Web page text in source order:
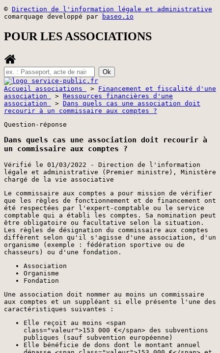
© Direction de l'information légale et administrative
comarquage developpé par
baseo.io
POUR LES ASSOCIATIONS
Accueil associations > Financement et fiscalité d'une
association
> Ressources financières d'une
association
> Dans quels cas une association doit
recourir à un commissaire aux comptes ?
Question-réponse
Dans quels cas une association doit recourir à
un commissaire aux comptes ?
Vérifié le 01/03/2022 - Direction de l'information
légale et administrative (Premier ministre), Ministère
chargé de la vie associative
Le commissaire aux comptes a pour mission de vérifier
que les règles de fonctionnement et de financement ont
été respectées par l'expert-comptable ou le service
comptable qui a établi les comptes. Sa nomination peut
être obligatoire ou facultative selon la situation.
Les règles de désignation du commissaire aux comptes
diffèrent selon qu'il s'agisse d'une association, d'un
organisme (exemple : fédération sportive ou de
chasseurs) ou d'une fondation.
Association
Organisme
Fondation
Une association doit nommer au moins un commissaire
aux comptes et un suppléant si elle présente l'une des
caractéristiques suivantes :
Elle reçoit au moins <span
class="valeur">153 000 €</span> des subventions
publiques (sauf subvention européenne)
Elle bénéficie de dons dont le montant annuel